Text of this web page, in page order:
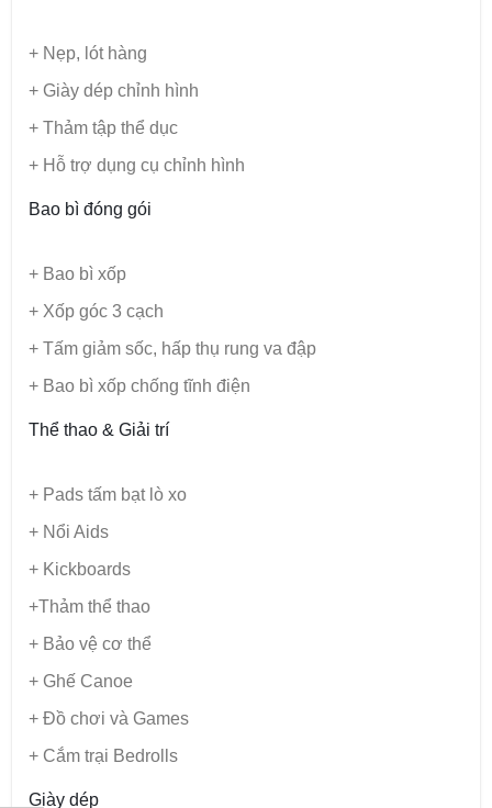
+ Nẹp, lót hàng
+ Giày dép chỉnh hình
+ Thảm tập thể dục
+ Hỗ trợ dụng cụ chỉnh hình
Bao bì đóng gói
+ Bao bì xốp
+ Xốp góc 3 cạch
+ Tấm giảm sốc, hấp thụ rung va đập
+ Bao bì xốp chống tĩnh điện
Thể thao & Giải trí
+ Pads tấm bạt lò xo
+ Nổi Aids
+ Kickboards
+Thảm thể thao
+ Bảo vệ cơ thể
+ Ghế Canoe
+ Đồ chơi và Games
+ Cắm trại Bedrolls
Giày dép